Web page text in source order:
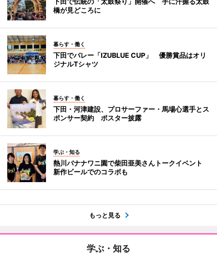
橋が見どころに
暮らす・働く
下田でバレー「IZUBLUE CUP」 優勝賞品はオリ
ジナルTシャツ
暮らす・働く
下田・河津建設、プロサーファー・馬場心選手とス
ポンサー契約 ポスター披露
学ぶ・知る
熱川バナナワニ園で柴田亜美さんトークイベント
新作ビールでのコラボも
もっと見る
学ぶ・知る